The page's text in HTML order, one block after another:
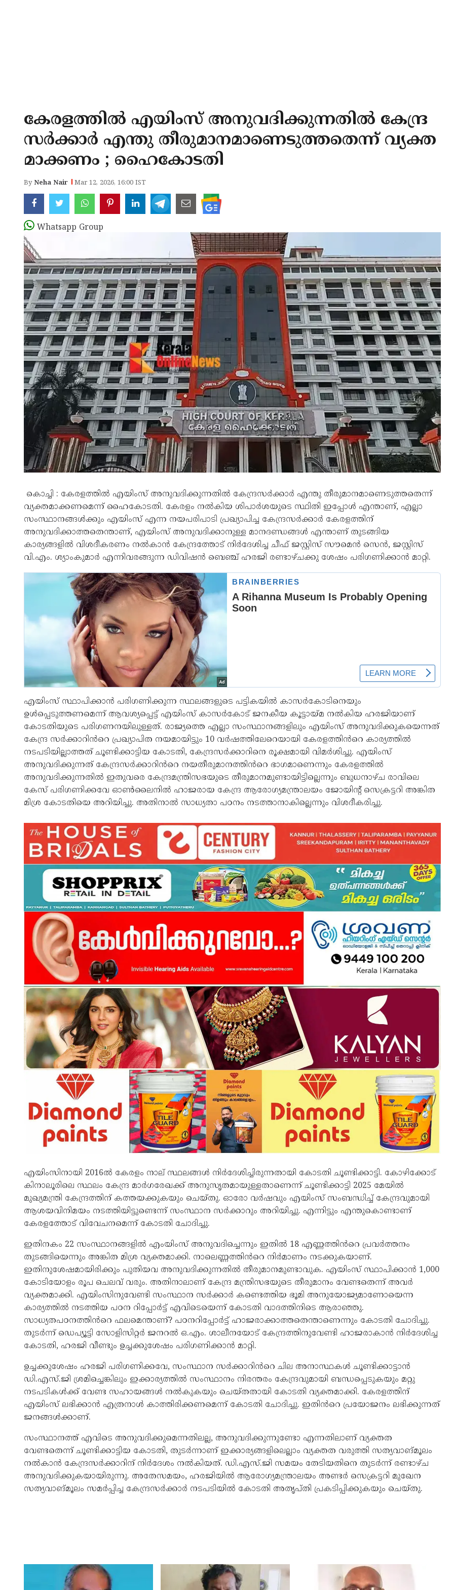
കേരളത്തിൽ എയിംസ് അനുവദിക്കുന്നതിൽ കേന്ദ്ര
സർക്കാർ എന്തു തീരുമാനമാണെടുത്തതെന്ന് വ്യക്ത
മാക്കണം ; ഹൈകോടതി
ByNeha Nair Mar 12, 2026, 16:00 IST
Whatsapp Group
കൊച്ചി : കേരളത്തിൽ എയിംസ് അനുവദിക്കുന്നതിൽ കേന്ദ്രസർക്കാർ എന്തു തീരുമാനമാണെടുത്തതെന്ന്
വ്യക്തമാക്കണമെന്ന് ഹൈകോടതി. കേരളം നൽകിയ ശിപാർശയുടെ സ്ഥിതി ഇപ്പോൾ എന്താണ്, എല്ലാ
സംസ്ഥാനങ്ങൾക്കും എയിംസ് എന്ന നയപരിപാടി പ്രഖ്യാപിച്ച കേന്ദ്രസർക്കാർ കേരളത്തിന്
അനുവദിക്കാത്തതെന്താണ്, എയിംസ് അനുവദിക്കാനുള്ള മാനദണ്ഡങ്ങൾ എന്താണ് തുടങ്ങിയ
കാര്യങ്ങളിൽ വിശദീകരണം നൽകാൻ കേന്ദ്രത്തോട് നിർദേശിച്ച ചീഫ് ജസ്റ്റിസ് സൗമെൻ സെൻ, ജസ്റ്റിസ്
വി.എം. ശ്യാംകുമാർ എന്നിവരങ്ങുന്ന ഡിവിഷൻ ബെഞ്ച് ഹരജി രണ്ടാഴ്ചക്കു ശേഷം പരിഗണിക്കാൻ മാറ്റി.
എയിംസ് സ്ഥാപിക്കാൻ പരിഗണിക്കുന്ന സ്ഥലങ്ങളുടെ പട്ടികയിൽ കാസർകോടിനെയും
ഉൾപ്പെടുത്തണമെന്ന് ആവശ്യപ്പെട്ട് എയിംസ് കാസർകോട് ജനകീയ കൂട്ടായ്മ നൽകിയ ഹരജിയാണ്
കോടതിയുടെ പരിഗണനയിലുള്ളത്. രാജ്യത്തെ എല്ലാ സംസ്ഥാനങ്ങളിലും എയിംസ് അനുവദിക്കുകയെന്നത്
കേന്ദ്ര സർക്കാറിൻറെ പ്രഖ്യാപിത നയമായിട്ടും 10 വർഷത്തിലേറെയായി കേരളത്തിൻറെ കാര്യത്തിൽ
നടപടിയില്ലാത്തത് ചൂണ്ടിക്കാട്ടിയ കോടതി, കേന്ദ്രസർക്കാറിനെ രൂക്ഷമായി വിമർശിച്ചു. എയിംസ്
അനുവദിക്കുന്നത് കേന്ദ്രസർക്കാറിൻറെ നയതീരുമാനത്തിൻറെ ഭാഗമാണെന്നും കേരളത്തിൽ
അനുവദിക്കുന്നതിൽ ഇതുവരെ കേന്ദ്രമന്ത്രിസഭയുടെ തീരുമാനമുണ്ടായിട്ടില്ലെന്നും ബുധനാഴ്ച രാവിലെ
കേസ് പരിഗണിക്കവേ ഓൺലൈനിൽ ഹാജരായ കേന്ദ്ര ആരോഗ്യമന്ത്രാലയം ജോയിന്റ് സെക്രട്ടറി അങ്കിത
മിശ്ര കോടതിയെ അറിയിച്ചു. അതിനാൽ സാധ്യതാ പഠനം നടത്താനാകില്ലെന്നും വിശദീകരിച്ചു.
എയിംസിനായി 2016ൽ കേരളം നാല് സ്ഥലങ്ങൾ നിർദേശിച്ചിരുന്നതായി കോടതി ചൂണ്ടിക്കാട്ടി. കോഴിക്കോട്
കിനാലൂരിലെ സ്ഥലം കേന്ദ്ര മാർഗരേഖക്ക് അനുസൃതമായുള്ളതാണെന്ന് ചൂണ്ടിക്കാട്ടി 2025 മേയിൽ
മുഖ്യമന്ത്രി കേന്ദ്രത്തിന് കത്തയക്കുകയും ചെയ്തു. ഓരോ വർഷവും എയിംസ് സംബന്ധിച്ച് കേന്ദ്രവുമായി
ആശയവിനിമയം നടത്തിയിട്ടുണ്ടെന്ന് സംസ്ഥാന സർക്കാറും അറിയിച്ചു. എന്നിട്ടും എന്തുകൊണ്ടാണ്
കേരളത്തോട് വിവേചനമെന്ന് കോടതി ചോദിച്ചു.
ഇതിനകം 22 സംസ്ഥാനങ്ങളിൽ എംയിംസ് അനുവദിച്ചെന്നും ഇതിൽ 18 എണ്ണത്തിൻറെ പ്രവർത്തനം
തുടങ്ങിയെന്നും അങ്കിത മിശ്ര വ്യക്തമാക്കി. നാലെണ്ണത്തിൻറെ നിർമാണം നടക്കുകയാണ്.
ഇതിനുശേഷമായിരിക്കും പുതിയവ അനുവദിക്കുന്നതിൽ തീരുമാനമുണ്ടാവുക. എയിംസ് സ്ഥാപിക്കാൻ 1,000
കോടിയോളം രൂപ ചെലവ് വരും. അതിനാലാണ് കേന്ദ്ര മന്ത്രിസഭയുടെ തീരുമാനം വേണ്ടതെന്ന് അവർ
വ്യക്തമാക്കി. എയിംസിനുവേണ്ടി സംസ്ഥാന സർക്കാർ കണ്ടെത്തിയ ഭൂമി അനുയോജ്യമാണോയെന്ന
കാര്യത്തിൽ നടത്തിയ പഠന റിപ്പോർട്ട് എവിടെയെന്ന് കോടതി വാദത്തിനിടെ ആരാഞ്ഞു.
സാധ്യതപഠനത്തിൻറെ ഫലമെന്താണ്? പഠനറിപ്പോർട്ട് ഹാജരാക്കാത്തതെന്താണെന്നും കോടതി ചോദിച്ചു.
തുടർന്ന് ഡെപ്യൂട്ടി സോളിസിറ്റർ ജനറൽ ഒ.എം. ശാലീനയോട് കേന്ദ്രത്തിനുവേണ്ടി ഹാജരാകാൻ നിർദേശിച്ച
കോടതി, ഹരജി വീണ്ടും ഉച്ചക്കുശേഷം പരിഗണിക്കാൻ മാറ്റി.
ഉച്ചക്കുശേഷം ഹരജി പരിഗണിക്കവേ, സംസ്ഥാന സർക്കാറിൻറെ ചില അനാസ്ഥകൾ ചൂണ്ടിക്കാട്ടാൻ
ഡി.എസ്.ജി ശ്രമിച്ചെങ്കിലും ഇക്കാര്യത്തിൽ സംസ്ഥാനം നിരന്തരം കേന്ദ്രവുമായി ബന്ധപ്പെടുകയും മറ്റു
നടപടികൾക്ക് വേണ്ട സഹായങ്ങൾ നൽകുകയും ചെയ്തതായി കോടതി വ്യക്തമാക്കി. കേരളത്തിന്
എയിംസ് ലഭിക്കാൻ എത്രനാൾ കാത്തിരിക്കണമെന്ന് കോടതി ചോദിച്ചു. ഇതിൻറെ പ്രയോജനം ലഭിക്കുന്നത്
ജനങ്ങൾക്കാണ്.
സംസ്ഥാനത്ത് എവിടെ അനുവദിക്കുമെന്നതിലല്ല, അനുവദിക്കുന്നുണ്ടോ എന്നതിലാണ് വ്യക്തത
വേണ്ടതെന്ന് ചൂണ്ടിക്കാട്ടിയ കോടതി, തുടർന്നാണ് ഇക്കാര്യങ്ങളിലെല്ലാം വ്യക്തത വരുത്തി സത്യവാങ്മൂലം
നൽകാൻ കേന്ദ്രസർക്കാറിന് നിർദേശം നൽകിയത്. ഡി.എസ്.ജി സമയം തേടിയതിനെ തുടർന്ന് രണ്ടാഴ്ച
അനുവദിക്കുകയായിരുന്നു. അതേസമയം, ഹരജിയിൽ ആരോഗ്യമന്ത്രാലയം അണ്ടർ സെക്രട്ടറി മുഖേന
സത്യവാങ്മൂലം സമർപ്പിച്ച കേന്ദ്രസർക്കാർ നടപടിയിൽ കോടതി അതൃപ്തി പ്രകടിപ്പിക്കുകയും ചെയ്തു.